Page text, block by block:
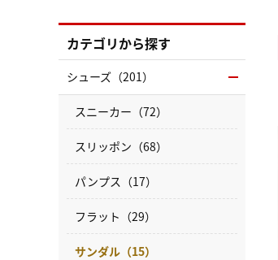
カテゴリから探す
シューズ（201）
スニーカー（72）
スリッポン（68）
パンプス（17）
フラット（29）
サンダル（15）